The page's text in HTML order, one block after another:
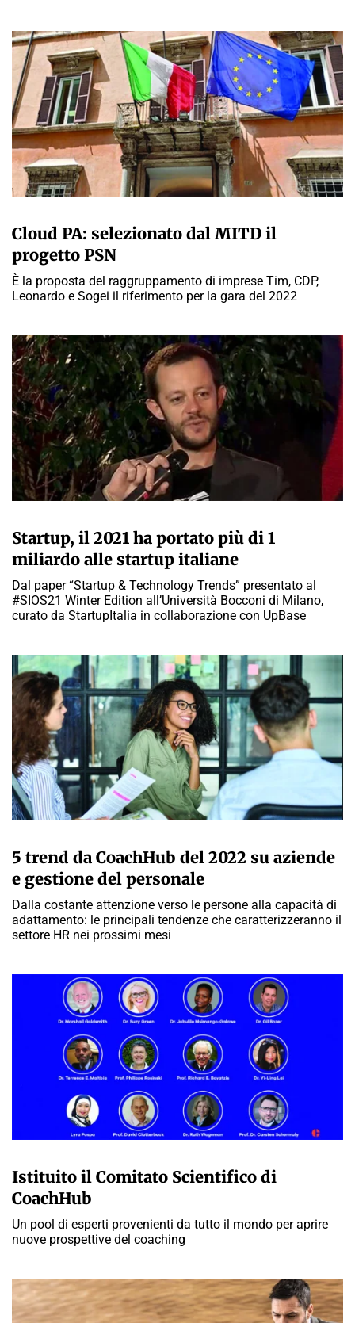
Cloud PA: selezionato dal MITD il
progetto PSN
È la proposta del raggruppamento di imprese Tim, CDP,
Leonardo e Sogei il riferimento per la gara del 2022
Startup, il 2021 ha portato più di 1
miliardo alle startup italiane
Dal paper “Startup & Technology Trends” presentato al
#SIOS21 Winter Edition all’Università Bocconi di Milano,
curato da StartupItalia in collaborazione con UpBase
5 trend da CoachHub del 2022 su aziende
e gestione del personale
Dalla costante attenzione verso le persone alla capacità di
adattamento: le principali tendenze che caratterizzeranno il
settore HR nei prossimi mesi
Istituito il Comitato Scientifico di
CoachHub
Un pool di esperti provenienti da tutto il mondo per aprire
nuove prospettive del coaching